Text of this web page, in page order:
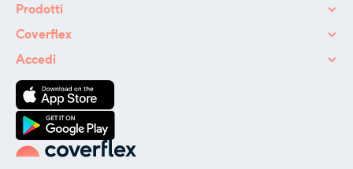
Prodotti
Coverflex
Accedi